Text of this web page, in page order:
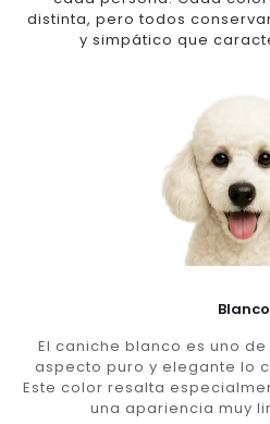
distinta, pero todos
y simpático que
Blanco
El caniche blanco es uno
aspecto puro y elegante lo
Este color resalta
una apariencia muy